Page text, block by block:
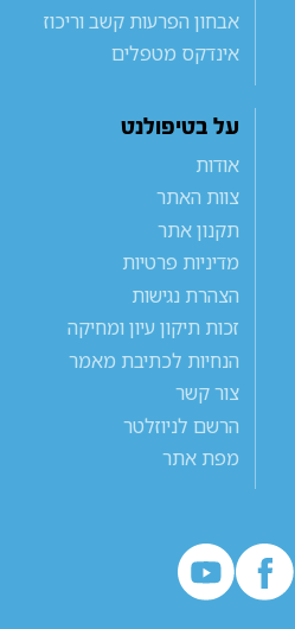
אבחון הפרעות קשב וריכוז
אינדקס מטפלים
על בטיפולנט
אודות
צוות האתר
תקנון אתר
מדיניות פרטיות
הצהרת נגישות
זכות תיקון עיון ומחיקה
הנחיות לכתיבת מאמר
צור קשר
הרשם לניוזלטר
מפת אתר